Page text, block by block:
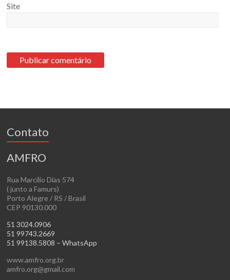
Site
Contato
AMFRO
Rua Marcílio Dias 574
( junto a Famurs)
Porto Alegre / RS / Brasil
CEP 90130.000
51 3024.0906
51 99743.2669
51 99138.5808 – WhatsApp
www.amfro.org.br
amfro.org@gmail.com